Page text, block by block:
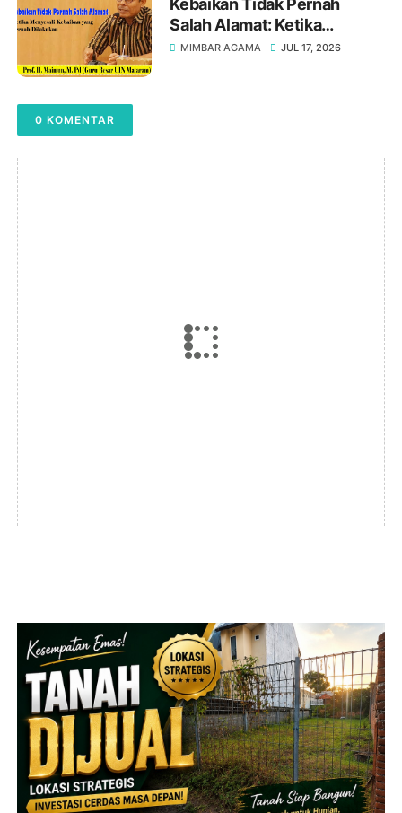
Salah Alamat: Ketika
Menyesali Kebaikan yang
MIMBAR AGAMA JUL 17, 2026
0 KOMENTAR